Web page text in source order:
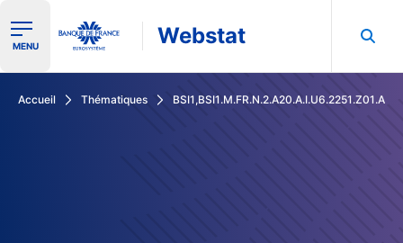
Ouvrir le menu de navigation
MENU Webstat
Accueil Thématiques BSI1,BSI1.M.FR.N.2.A20.A.I.U6.2251.Z01.A